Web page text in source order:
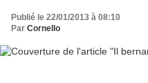
Publié le 22/01/2013 à 08:10
Par Cornello